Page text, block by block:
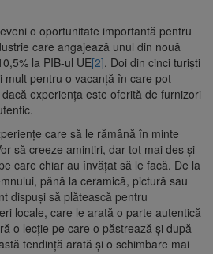
o oportunitate importantă pentru
care angajează unul din nouă
la PIB-ul UE[2]. Doi din cinci turiști
mult pentru o vacanță în care pot
experiența este oferită de furnizori
care să le rămână în minte
să creeze amintiri, dar tot mai des și
care chiar au învățat să le facă. De la
până la ceramică, pictură sau
dispuși să plătească pentru
locale, care le arată o parte autentică
o lecție pe care o păstrează și după
tendință arată și o schimbare mai